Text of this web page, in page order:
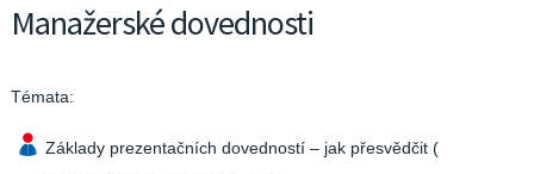
Manažerské dovednosti
Témata:
Základy prezentačních dovedností – jak přesvědčit (